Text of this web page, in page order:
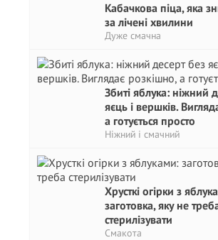
Кабачкова піца, яка
за лічені хвилини
Дуже смачна
Збиті яблука: ніжний
яєць і вершків.
а готується просто
Ніжний і смачний
Хрусткі огірки з
заготовка, яку не
стерилізувати
Смакота